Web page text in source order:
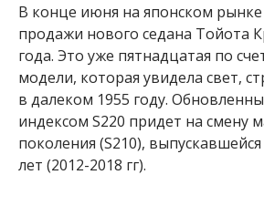
В конце июня на японском
продажи нового седана Тойота
года. Это уже пятнадцатая по
модели, которая увидела свет,
в далеком 1955 году.
индексом S220 придет на смену
поколения (S210),
лет (2012-2018 гг).